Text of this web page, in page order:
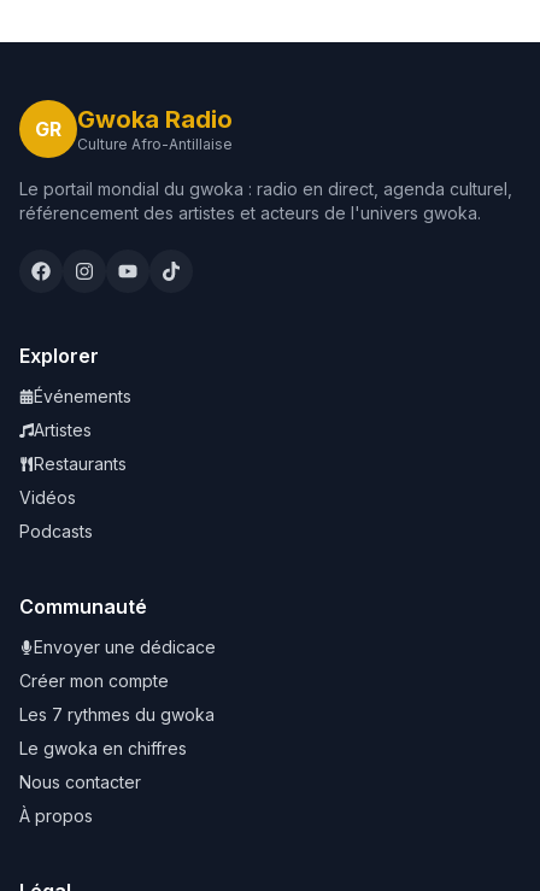
GR Gwoka Radio
Culture Afro-Antillaise
Le portail mondial du gwoka : radio en direct, agenda culturel,
référencement des artistes et acteurs de l'univers gwoka.
Explorer
Événements
Artistes
Restaurants
Vidéos
Podcasts
Communauté
Envoyer une dédicace
Créer mon compte
Les 7 rythmes du gwoka
Le gwoka en chiffres
Nous contacter
À propos